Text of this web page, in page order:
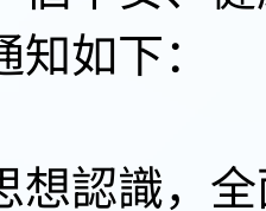
如下：
想認識，